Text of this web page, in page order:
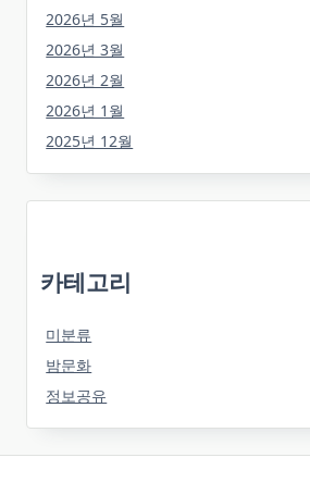
2026년 5월
2026년 3월
2026년 2월
2026년 1월
2025년 12월
카테고리
미분류
밤문화
정보공유